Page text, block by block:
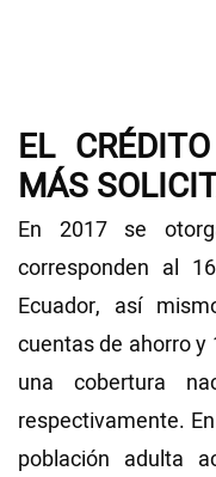
EL
MÁS
En 2017 se
corresponden al
Ecuador, así
cuentas de ahorro y
una cobertura
respectivamente.
población adulta